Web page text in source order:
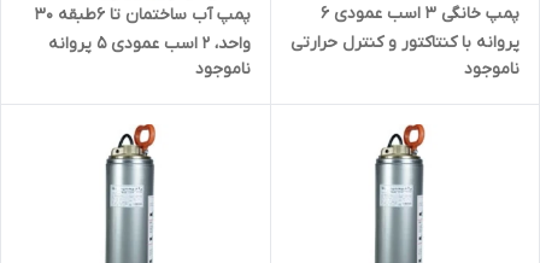
پمپ خانگی ۳ اسب عمودی ۶
پروانه با کنتاکتور و کنترل حرارتی
استیل بی صدا ضدآب راد پمپ
A10SS06K | سایلنت
ناموجود
پمپ آب ساختمان تا ۶طبقه ۳۰
واحد، ۲ اسب عمودی ۵ پروانه
استیل بی صدا ضدآب راد پمپ
A10SS05 | سایلنت
ناموجود